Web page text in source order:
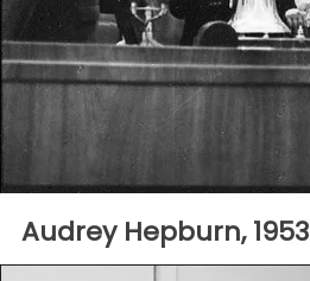
Audrey Hepburn, 1953